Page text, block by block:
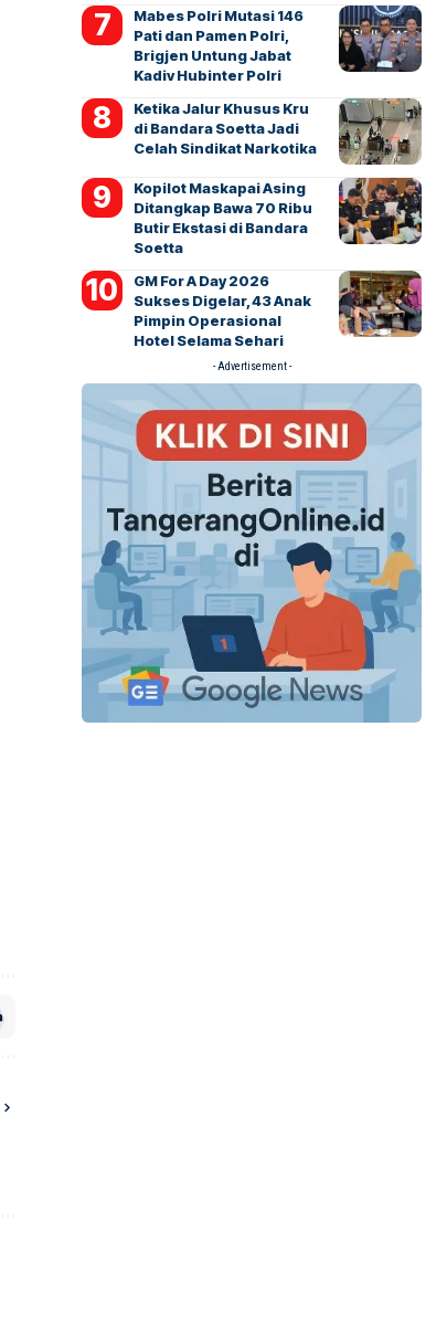
Mabes Polri Mutasi 146
Pati dan Pamen Polri,
Brigjen Untung Jabat
Kadiv Hubinter Polri
Ketika Jalur Khusus Kru
di Bandara Soetta Jadi
Celah Sindikat Narkotika
Kopilot Maskapai Asing
Ditangkap Bawa 70 Ribu
Butir Ekstasi di Bandara
Soetta
GM For A Day 2026
Sukses Digelar, 43 Anak
Pimpin Operasional
Hotel Selama Sehari
- Advertisement -